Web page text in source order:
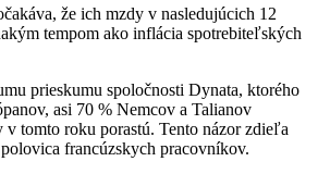
že ich mzdy v nasledujúcich 12
tempom ako inflácia spotrebiteľských
prieskumu spoločnosti Dynata, ktorého
asi 70 % Nemcov a Talianov
v tomto roku porastú. Tento názor zdieľa
francúzskych pracovníkov.